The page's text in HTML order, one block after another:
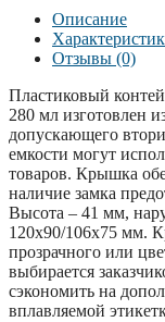
Описание
Отзывы (0)
Пластиковый
280 мл изготовлен
допускающего
емкости могут
товаров. Крышка
наличие замка
Высота – 41 мм,
120х90/106х75 мм.
прозрачного или
выбирается
сэкономить на
вплавляемой